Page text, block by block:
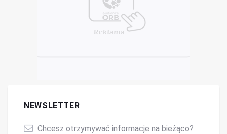
NEWSLETTER
Chcesz otrzymywać informacje na bieżąco?